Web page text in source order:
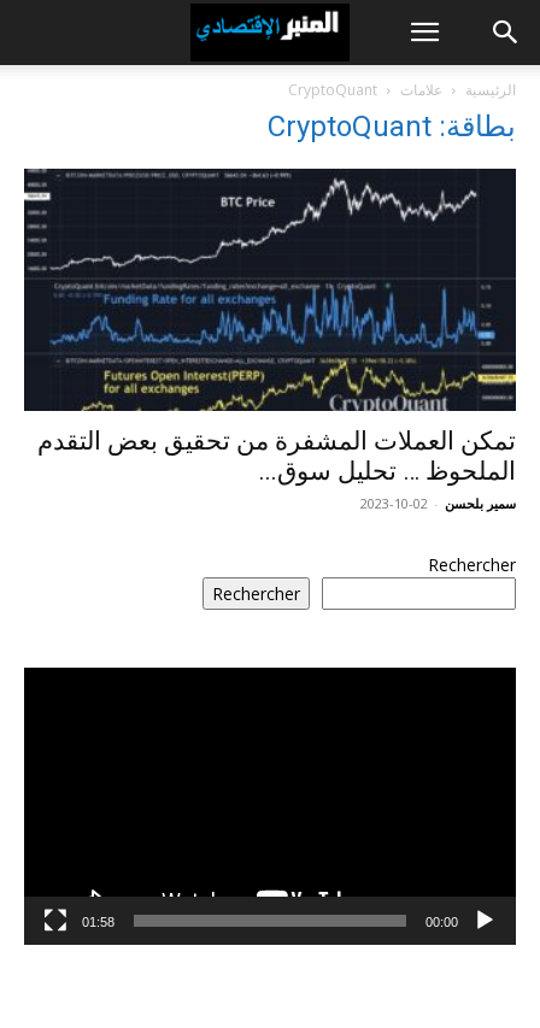
الرئيسية علامات CryptoQuant
بطاقة: CryptoQuant
تمكن العملات المشفرة من تحقيق بعض التقدم
الملحوظ … تحليل سوق...
سمير بلحسن -
2023-10-02
Rechercher
Rechercher
00:00
01:58